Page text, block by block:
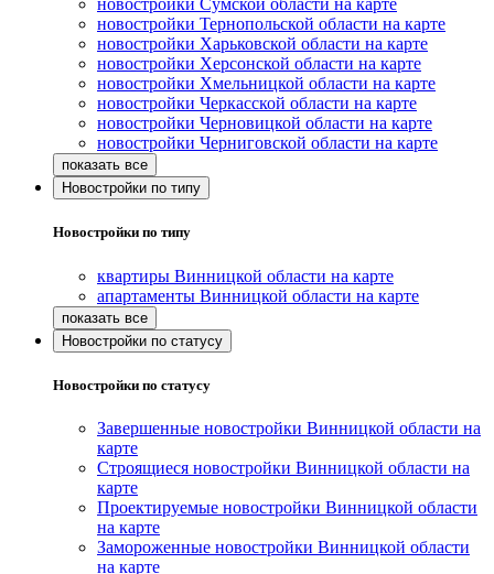
новостройки Сумской области на карте
новостройки Тернопольской области на карте
новостройки Харьковской области на карте
новостройки Херсонской области на карте
новостройки Хмельницкой области на карте
новостройки Черкасской области на карте
новостройки Черновицкой области на карте
новостройки Черниговской области на карте
Новостройки по типу
Новостройки по типу
квартиры Винницкой области на карте
апартаменты Винницкой области на карте
Новостройки по статусу
Новостройки по статусу
Завершенные новостройки Винницкой области на
карте
Строящиеся новостройки Винницкой области на
карте
Проектируемые новостройки Винницкой области
на карте
Замороженные новостройки Винницкой области
на карте